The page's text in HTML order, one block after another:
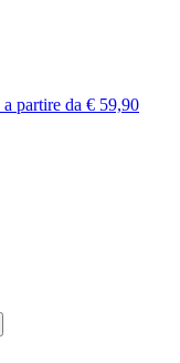
a partire da € 59,90